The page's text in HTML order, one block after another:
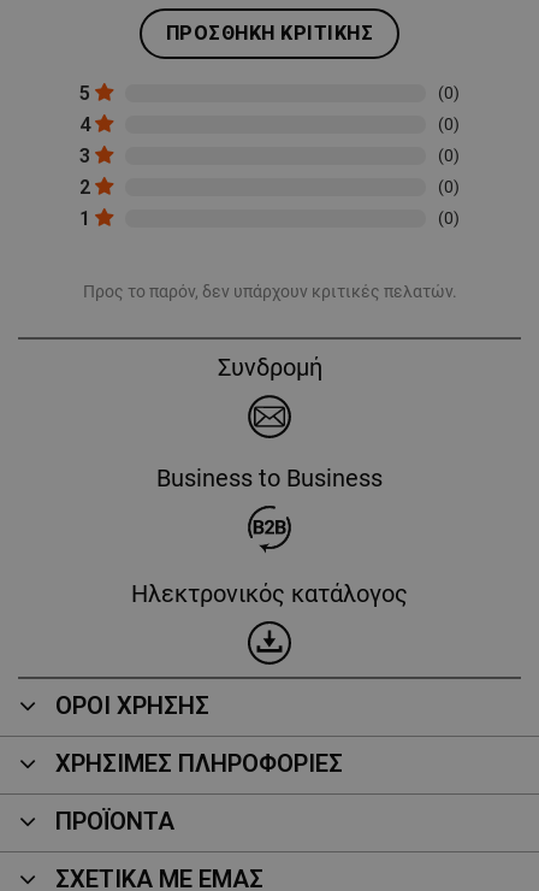
ΠΡΟΣΘΉΚΗ ΚΡΙΤΙΚΉΣ
5 (0)
4 (0)
3 (0)
2 (0)
1 (0)
Προς το παρόν, δεν υπάρχουν κριτικές πελατών.
Συνδρομή
Business to Business
Ηλεκτρονικός κατάλογος
ΟΡΟΙ ΧΡΗΣΗΣ
ΧΡΗΣΙΜΕΣ ΠΛΗΡΟΦΟΡΙΕΣ
ΠΡΟΪΌΝΤΑ
ΣΧΕΤΙΚΑ ΜΕ ΕΜΑΣ